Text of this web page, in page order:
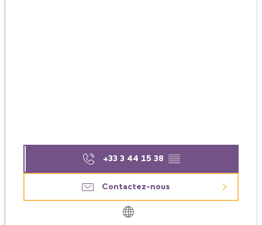
+33 3 44 15 38 ▒▒
Contactez-nous